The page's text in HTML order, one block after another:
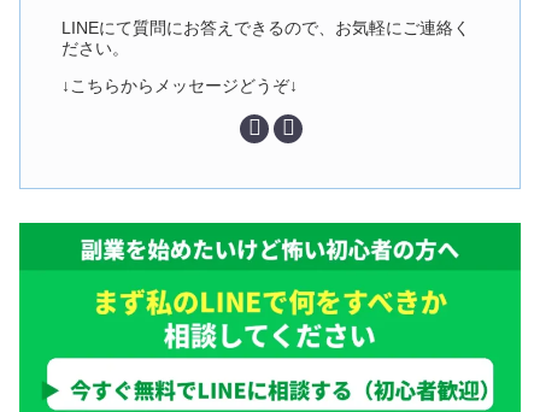
LINEにて質問にお答えできるので、お気軽にご連絡く
ださい。
↓こちらからメッセージどうぞ↓